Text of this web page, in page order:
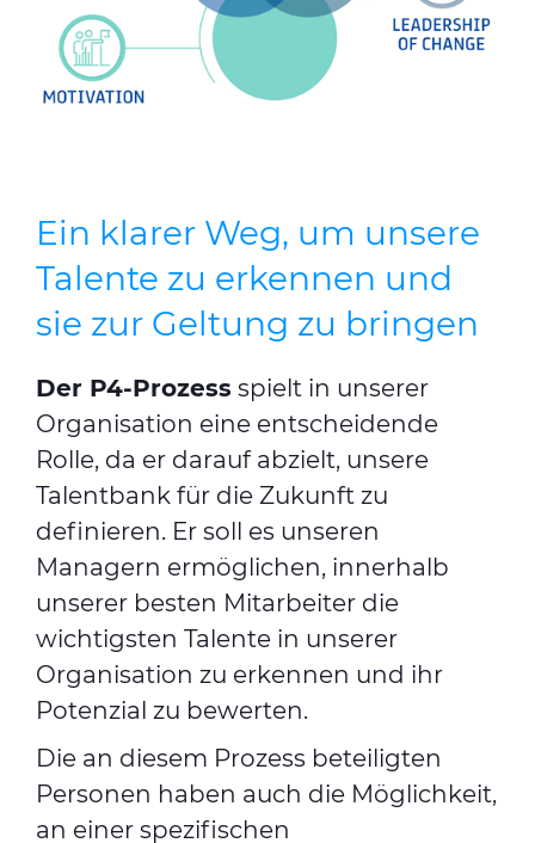
Ein klarer Weg, um unsere
Talente zu erkennen und
sie zur Geltung zu bringen
Der P4-Prozess spielt in unserer
Organisation eine entscheidende
Rolle, da er darauf abzielt, unsere
Talentbank für die Zukunft zu
definieren. Er soll es unseren
Managern ermöglichen, innerhalb
unserer besten Mitarbeiter die
wichtigsten Talente in unserer
Organisation zu erkennen und ihr
Potenzial zu bewerten.
Die an diesem Prozess beteiligten
Personen haben auch die Möglichkeit,
an einer spezifischen